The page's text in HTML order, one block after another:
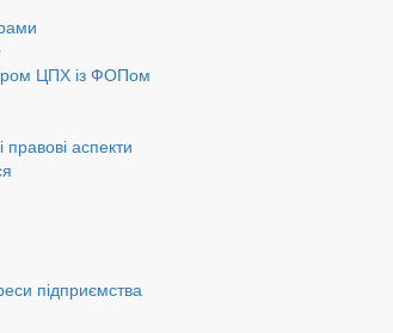
ЦПХ із ФОПом
правові аспекти
підприємства